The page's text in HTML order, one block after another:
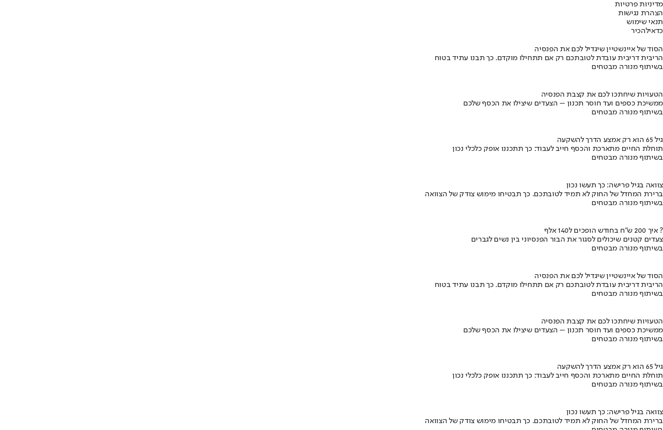
מדיניות פרטיות
הצהרת נגישות
תנאי שימוש
כדאילהכיר
הסוד של איינשטיין שיגדיל לכם את הפנסיה
הריבית דריבית עובדת לטובתכם רק אם תתחילו מוקדם. כך תבנו עתיד בטוח
בשיתוף מנורה מבטחים
הטעויות שיחתכו לכם את קצבת הפנסיה
ממשיכת כספים ועד חוסר תכנון – הצעדים שיצילו את הכסף שלכם
בשיתוף מנורה מבטחים
גיל 65 הוא רק אמצע הדרך להשקעה
תוחלת החיים מתארכת והכסף חייב לעבוד: כך תתכננו אופק כלכלי נכון
בשיתוף מנורה מבטחים
צוואה בגיל פרישה: כך תעשו נכון
ברירת המחדל של החוק לא תמיד לטובתכם. כך תבטיחו מימוש צודק של הצוואה
בשיתוף מנורה מבטחים
איך 200 ש"ח בחודש הופכים ל140 אלף ?
צעדים קטנים שיכולים לסגור את הבור הפנסיוני בין נשים לגברים
בשיתוף מנורה מבטחים
הסוד של איינשטיין שיגדיל לכם את הפנסיה
הריבית דריבית עובדת לטובתכם רק אם תתחילו מוקדם. כך תבנו עתיד בטוח
בשיתוף מנורה מבטחים
הטעויות שיחתכו לכם את קצבת הפנסיה
ממשיכת כספים ועד חוסר תכנון – הצעדים שיצילו את הכסף שלכם
בשיתוף מנורה מבטחים
גיל 65 הוא רק אמצע הדרך להשקעה
תוחלת החיים מתארכת והכסף חייב לעבוד: כך תתכננו אופק כלכלי נכון
בשיתוף מנורה מבטחים
צוואה בגיל פרישה: כך תעשו נכון
ברירת המחדל של החוק לא תמיד לטובתכם. כך תבטיחו מימוש צודק של הצוואה